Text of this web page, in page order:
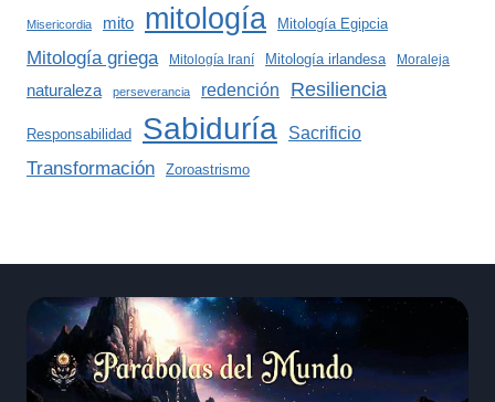
Misericordia mito mitología Mitología Egipcia
Mitología griega Mitología Iraní Mitología irlandesa Moraleja
naturaleza perseverancia redención Resiliencia
Responsabilidad Sabiduría Sacrificio
Transformación Zoroastrismo